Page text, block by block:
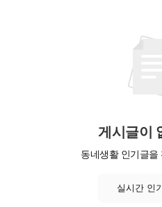
게시글이
동네생활 인기글을
실시간 인